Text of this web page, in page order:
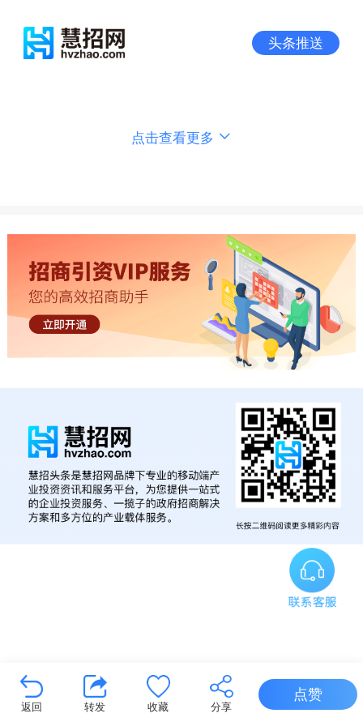
头条推送
点击查看更多
返回 转发 收藏 分享
点赞